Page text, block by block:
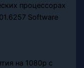
процессорах
Software
на 1080p с